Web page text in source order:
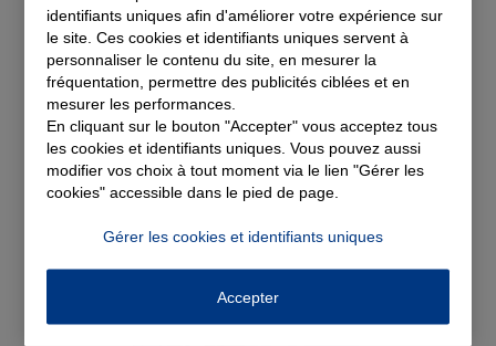
Découvrez nos
solutions d'assurance
identifiants uniques afin d'améliorer votre expérience sur
le site. Ces cookies et identifiants uniques servent à
personnaliser le contenu du site, en mesurer la
fréquentation, permettre des publicités ciblées et en
mesurer les performances.
En cliquant sur le bouton "Accepter" vous acceptez tous
les cookies et identifiants uniques. Vous pouvez aussi
modifier vos choix à tout moment via le lien "Gérer les
cookies" accessible dans le pied de page.
Gérer les cookies et identifiants uniques
Accepter